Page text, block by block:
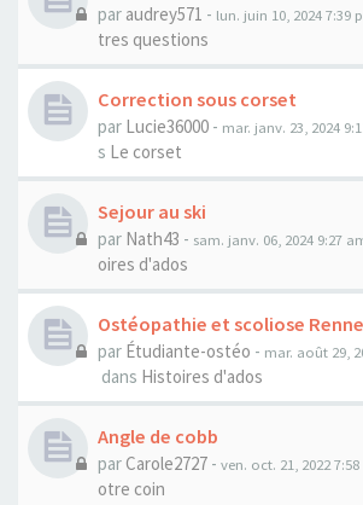
par audrey571 - lun. juin 10, 2024 7:39
tres questions
Correction sous corset
par Lucie36000 - mar. janv. 23, 2024
s Le corset
Sejour au ski
par Nath43 - sam. janv. 06, 2024 9:27
oires d'ados
Ostéopathie et scoliose
par Étudiante-ostéo - mar. août 29,
dans Histoires d'ados
Angle de cobb
par Carole2727 - ven. oct. 21, 2022
otre coin